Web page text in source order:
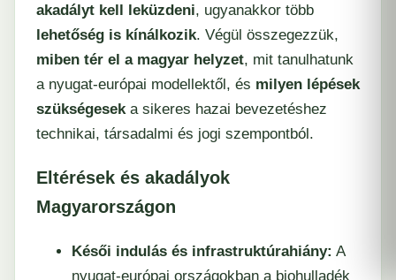
akadályt kell leküzdeni, ugyanakkor több
lehetőség is kínálkozik. Végül összegezzük,
miben tér el a magyar helyzet, mit tanulhatunk
a nyugat-európai modellektől, és milyen lépések
szükségesek a sikeres hazai bevezetéshez
technikai, társadalmi és jogi szempontból.
Eltérések és akadályok
Magyarországon
Késői indulás és infrastruktúrahiány: A
nyugat-európai országokban a biohulladék